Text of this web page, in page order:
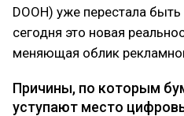
DOOH) уже перестала
сегодня это новая
меняющая облик
Причины, по которым
уступают место